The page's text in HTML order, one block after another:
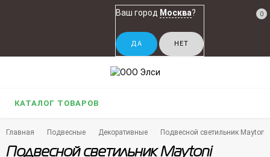
Ваш город Москва? 0
КАТАЛОГ ТОВАРОВ
Главная Подвесные Декоративные Подвесной светильник Maytoni
Подвесной светильник Maytoni